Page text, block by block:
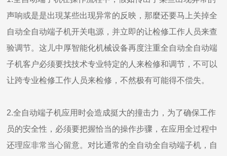
声响或是是出現某些出现异常的反映，那麼还要马上关掉全
自动全自动端子机开关电源，并立即的让检修工作人员来查
验调节。这儿中厚智能化机械设备再度注重全自动全自动端
子机客户必须要找技术专业特定的人来检修和调节，不可以
让跨专业检修工作人员来检修，不然极有可能得不偿失。
2.全自动端子机应用时会造成挺大的撞击力，为了确保工作
员的安全性，必须要把握恰当的操作步骤，在应用全过程中
还理应非常当心留意。对比通常的全自动全自动端子机，自